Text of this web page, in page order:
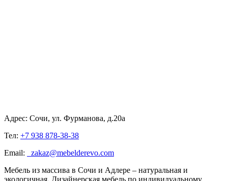
Адрес: Сочи, ул. Фурманова, д.20а
Тел: +7 938 878-38-38
Email:
zakaz@mebelderevo.com
Мебель из массива в Сочи и Адлере – натуральная и
экологичная. Дизайнерская мебель по индивидуальному